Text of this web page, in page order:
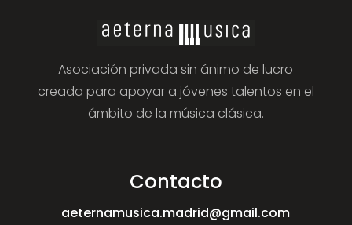
Asociación privada sin ánimo de lucro
creada para apoyar a jóvenes talentos en el
ámbito de la música clásica.
Contacto
aeternamusica.madrid@gmail.com